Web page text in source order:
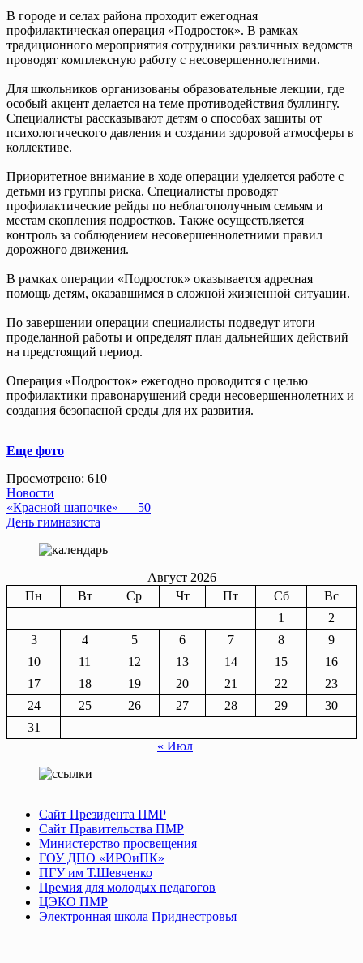
В городе и селах района проходит ежегодная
профилактическая операция «Подросток». В рамках
традиционного мероприятия сотрудники различных ведомств
проводят комплексную работу с несовершеннолетними.
Для школьников организованы образовательные лекции, где
особый акцент делается на теме противодействия буллингу.
Специалисты рассказывают детям о способах защиты от
психологического давления и создании здоровой атмосферы в
коллективе.
Приоритетное внимание в ходе операции уделяется работе с
детьми из группы риска. Специалисты проводят
профилактические рейды по неблагополучным семьям и
местам скопления подростков. Также осуществляется
контроль за соблюдением несовершеннолетними правил
дорожного движения.
В рамках операции «Подросток» оказывается адресная
помощь детям, оказавшимся в сложной жизненной ситуации.
По завершении операции специалисты подведут итоги
проделанной работы и определят план дальнейших действий
на предстоящий период.
Операция «Подросток» ежегодно проводится с целью
профилактики правонарушений среди несовершеннолетних и
создания безопасной среды для их развития.
Еще фото
Просмотрено: 610
Новости
Навигация
по
записям
«Красной шапочке» — 50
День гимназиста
Август 2026
Пн
Вт Ср Чт Пт Сб
Вс
1
2
3
4 5 6 7 8
9
10
11 12 13 14 15
16
17
18 19 20 21 22
23
24
25 26 27 28 29
30
31
« Июл
Сайт Президента ПМР
Сайт Правительства ПМР
Министерство просвещения
ГОУ ДПО «ИРОиПК»
ПГУ им Т.Шевченко
Премия для молодых педагогов
ЦЭКО ПМР
Электронная школа Приднестровья